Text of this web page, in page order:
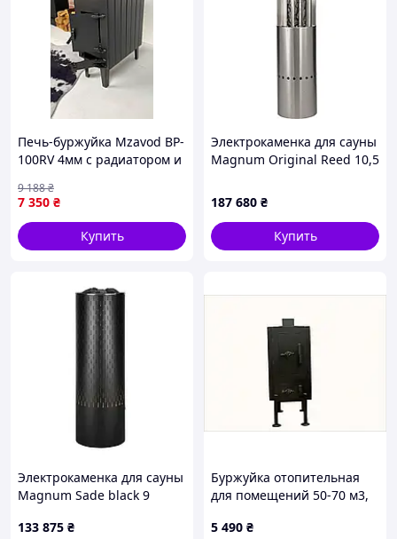
Печь-буржуйка Mzavod BP-
100RV 4мм с радиатором и
5мм
7 350 ₴
9 188₴
Купить
Электрокаменка для сауны
Magnum Original Reed 10,5
187 680 ₴
Купить
Электрокаменка для сауны
Magnum Sade black 9
133 875 ₴
Буржуйка отопительная
для помещений 50-70 м3,
5 490 ₴